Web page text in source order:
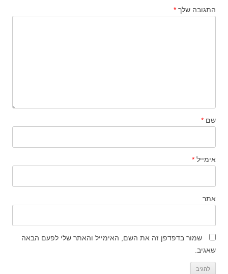
התגובה שלך *
שם *
אימייל *
אתר
שמור בדפדפן זה את השם, האימייל והאתר שלי לפעם הבאה
שאגיב.